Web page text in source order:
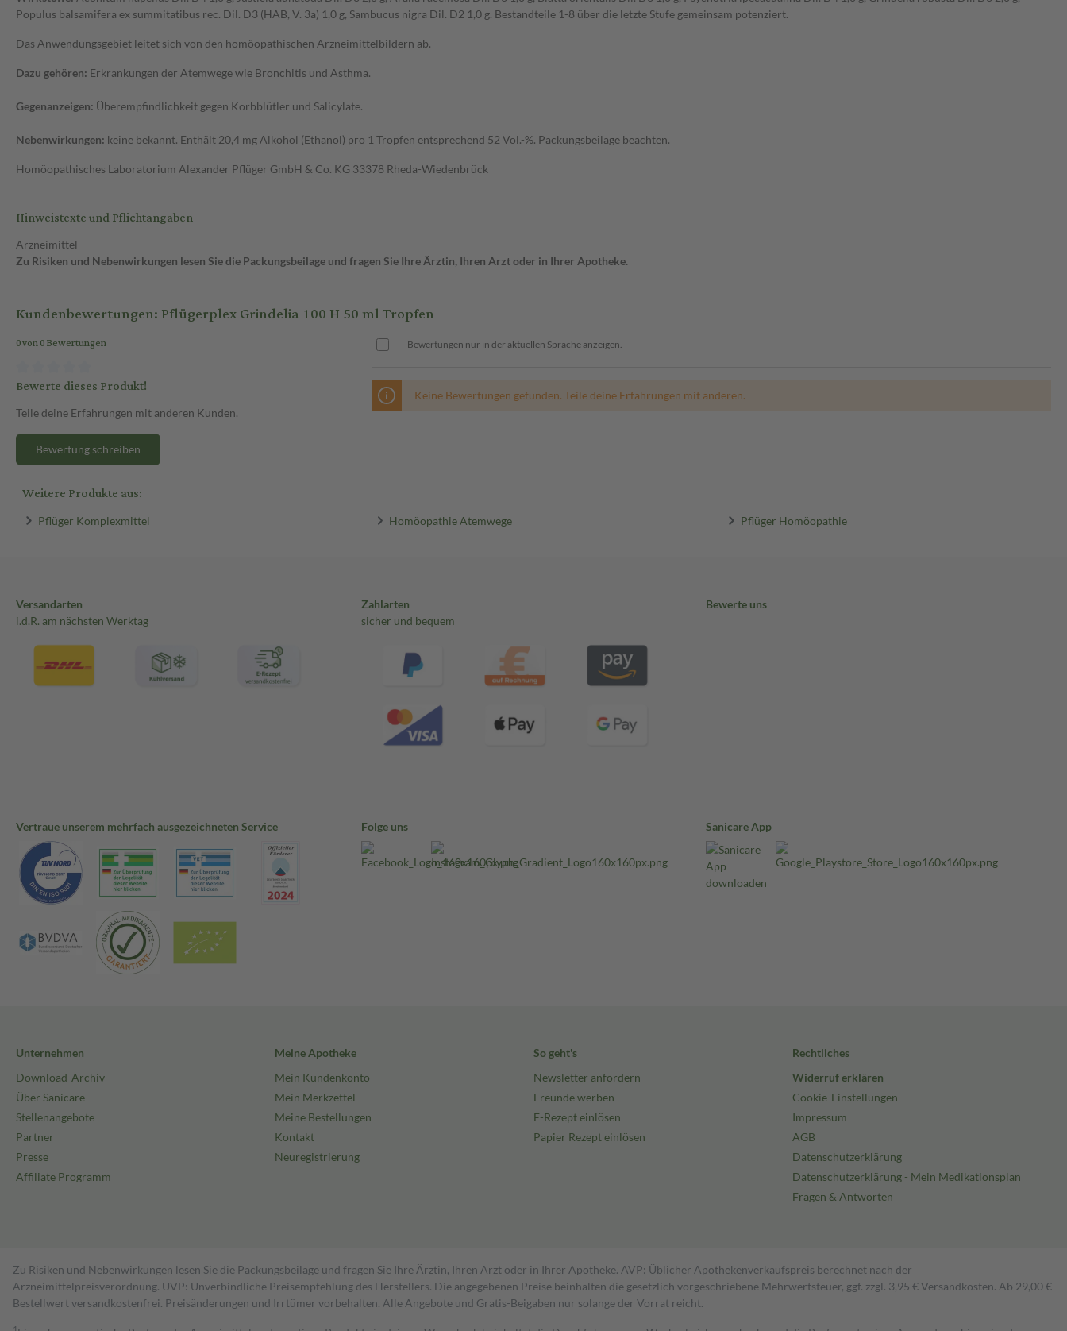
Populus balsamifera ex summitatibus rec. Dil. D3 (HAB, V. 3a) 1,0 g, Sambucus nigra Dil. D2 1,0 g. Bestandteile 1-8 über die letzte Stufe gemeinsam potenziert.
Das Anwendungsgebiet leitet sich von den homöopathischen Arzneimittelbildern ab.
Dazu gehören: Erkrankungen der Atemwege wie Bronchitis und Asthma.
Gegenanzeigen: Überempfindlichkeit gegen Korbblütler und Salicylate.
Nebenwirkungen: keine bekannt. Enthält 20,4 mg Alkohol (Ethanol) pro 1 Tropfen entsprechend 52 Vol.-%. Packungsbeilage beachten.
Homöopathisches Laboratorium Alexander Pflüger GmbH & Co. KG 33378 Rheda-Wiedenbrück
Hinweistexte und Pflichtangaben
Arzneimittel
Zu Risiken und Nebenwirkungen lesen Sie die Packungsbeilage und fragen Sie Ihre Ärztin, Ihren Arzt oder in Ihrer Apotheke.
Kundenbewertungen: Pflügerplex Grindelia 100 H 50 ml Tropfen
0 von 0 Bewertungen
Bewerte dieses Produkt!
Teile deine Erfahrungen mit anderen Kunden.
Bewertung schreiben
Bewertungen nur in der aktuellen Sprache anzeigen.
Keine Bewertungen gefunden. Teile deine Erfahrungen mit anderen.
Weitere Produkte aus:
Pflüger Komplexmittel Homöopathie Atemwege Pflüger Homöopathie
Versandarten
i.d.R. am nächsten Werktag
Zahlarten
sicher und bequem
Bewerte uns
Vertraue unserem mehrfach ausgezeichneten Service Folge uns Sanicare App
Unternehmen
Download-Archiv
Über Sanicare
Stellenangebote
Partner
Presse
Affiliate Programm
Meine Apotheke
Mein Kundenkonto
Mein Merkzettel
Meine Bestellungen
Kontakt
Neuregistrierung
So geht's
Newsletter anfordern
Freunde werben
E-Rezept einlösen
Papier Rezept einlösen
Rechtliches
Widerruf erklären
Cookie-Einstellungen
Impressum
AGB
Datenschutzerklärung
Datenschutzerklärung - Mein Medikationsplan
Fragen & Antworten
Zu Risiken und Nebenwirkungen lesen Sie die Packungsbeilage und fragen Sie Ihre Ärztin, Ihren Arzt oder in Ihrer Apotheke. AVP: Üblicher Apothekenverkaufspreis berechnet nach der
Arzneimittelpreisverordnung. UVP: Unverbindliche Preisempfehlung des Herstellers. Die angegebenen Preise beinhalten die gesetzlich vorgeschriebene Mehrwertsteuer, ggf. zzgl. 3,95 € Versandkosten. Ab 29,00 €
Bestell­wert versand­kosten­frei. Preisänderungen und Irrtümer vorbehalten. Alle Angebote und Gratis-Beigaben nur solange der Vorrat reicht.